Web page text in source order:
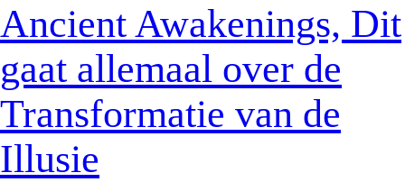
Ancient Awakenings, Dit
gaat allemaal over de
Transformatie van de
Illusie